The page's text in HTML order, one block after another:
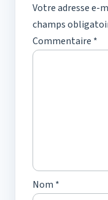
Votre adresse e-
champs
Commentaire *
Nom *